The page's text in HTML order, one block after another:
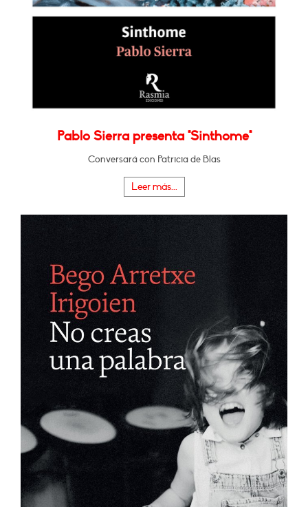
Pablo Sierra presenta "Sinthome"
Conversará con Patricia de Blas
Leer más...